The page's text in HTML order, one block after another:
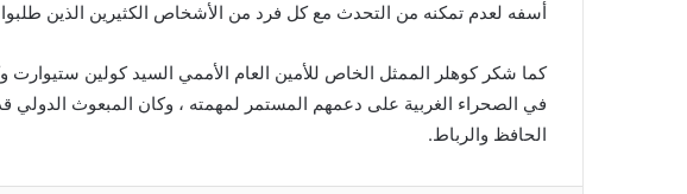
أسفه لعدم تمكنه من التحدث مع كل فرد من الأشخاص الكثيرين الذين
كما شكر كوهلر الممثل الخاص للأمين العام الأممي السيد كولين ستيوارت
في الصحراء الغربية على دعمهم المستمر لمهمته ، وكان المبعوث الدولي
الحافظ والرباط.